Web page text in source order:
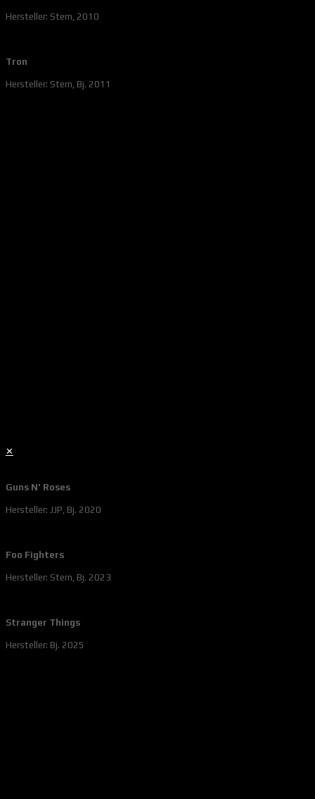
Hersteller: Stern, 2010
Tron
Hersteller: Stern, Bj. 2011
✕
Guns N' Roses
Hersteller: JJP, Bj. 2020
Foo Fighters
Hersteller: Stern, Bj. 2023
Stranger Things
Hersteller: Bj. 2025